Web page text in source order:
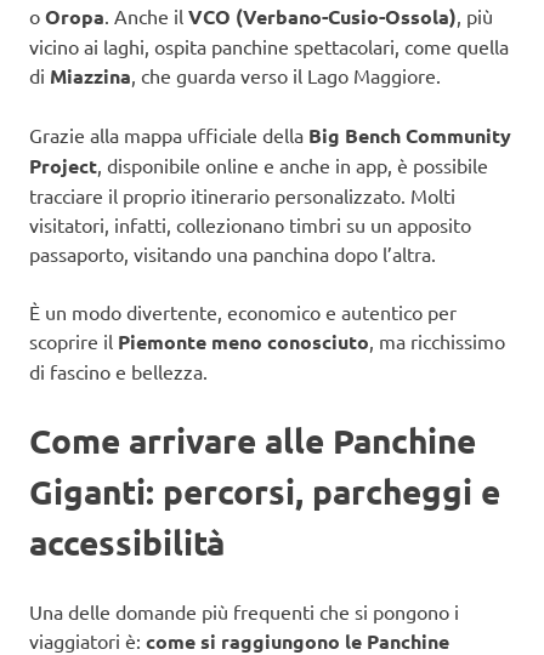
o Oropa . Anche il VCO (Verbano-Cusio-Ossola) , più
vicino ai laghi, ospita panchine spettacolari, come quella
di Miazzina , che guarda verso il Lago Maggiore.
Grazie alla mappa ufficiale della Big Bench Community
Project , disponibile online e anche in app, è possibile
tracciare il proprio itinerario personalizzato. Molti
visitatori, infatti, collezionano timbri su un apposito
passaporto, visitando una panchina dopo l’altra.
È un modo divertente, economico e autentico per
scoprire il Piemonte meno conosciuto , ma ricchissimo
di fascino e bellezza.
Come arrivare alle Panchine
Giganti: percorsi, parcheggi e
accessibilità
Una delle domande più frequenti che si pongono i
viaggiatori è: come si raggiungono le Panchine